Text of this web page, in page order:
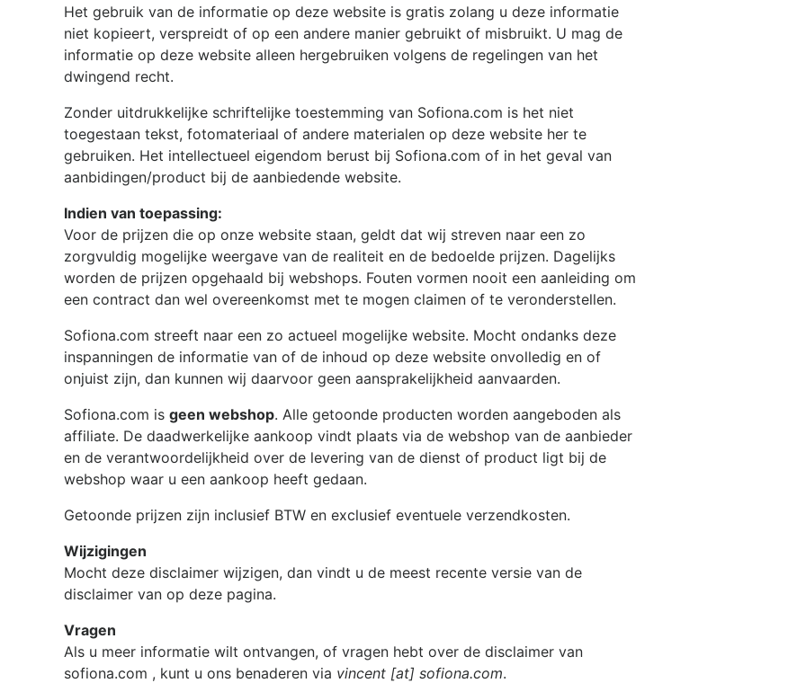
Het gebruik van de informatie op deze website is gratis zolang u deze informatie
niet kopieert, verspreidt of op een andere manier gebruikt of misbruikt. U mag de
informatie op deze website alleen hergebruiken volgens de regelingen van het
dwingend recht.
Zonder uitdrukkelijke schriftelijke toestemming van Sofiona.com is het niet
toegestaan tekst, fotomateriaal of andere materialen op deze website her te
gebruiken. Het intellectueel eigendom berust bij Sofiona.com of in het geval van
aanbidingen/product bij de aanbiedende website.
Indien van toepassing:
Voor de prijzen die op onze website staan, geldt dat wij streven naar een zo
zorgvuldig mogelijke weergave van de realiteit en de bedoelde prijzen. Dagelijks
worden de prijzen opgehaald bij webshops. Fouten vormen nooit een aanleiding om
een contract dan wel overeenkomst met te mogen claimen of te veronderstellen.
Sofiona.com streeft naar een zo actueel mogelijke website. Mocht ondanks deze
inspanningen de informatie van of de inhoud op deze website onvolledig en of
onjuist zijn, dan kunnen wij daarvoor geen aansprakelijkheid aanvaarden.
Sofiona.com is geen webshop. Alle getoonde producten worden aangeboden als
affiliate. De daadwerkelijke aankoop vindt plaats via de webshop van de aanbieder
en de verantwoordelijkheid over de levering van de dienst of product ligt bij de
webshop waar u een aankoop heeft gedaan.
Getoonde prijzen zijn inclusief BTW en exclusief eventuele verzendkosten.
Wijzigingen
Mocht deze disclaimer wijzigen, dan vindt u de meest recente versie van de
disclaimer van op deze pagina.
Vragen
Als u meer informatie wilt ontvangen, of vragen hebt over de disclaimer van
sofiona.com , kunt u ons benaderen via vincent [at] sofiona.com.